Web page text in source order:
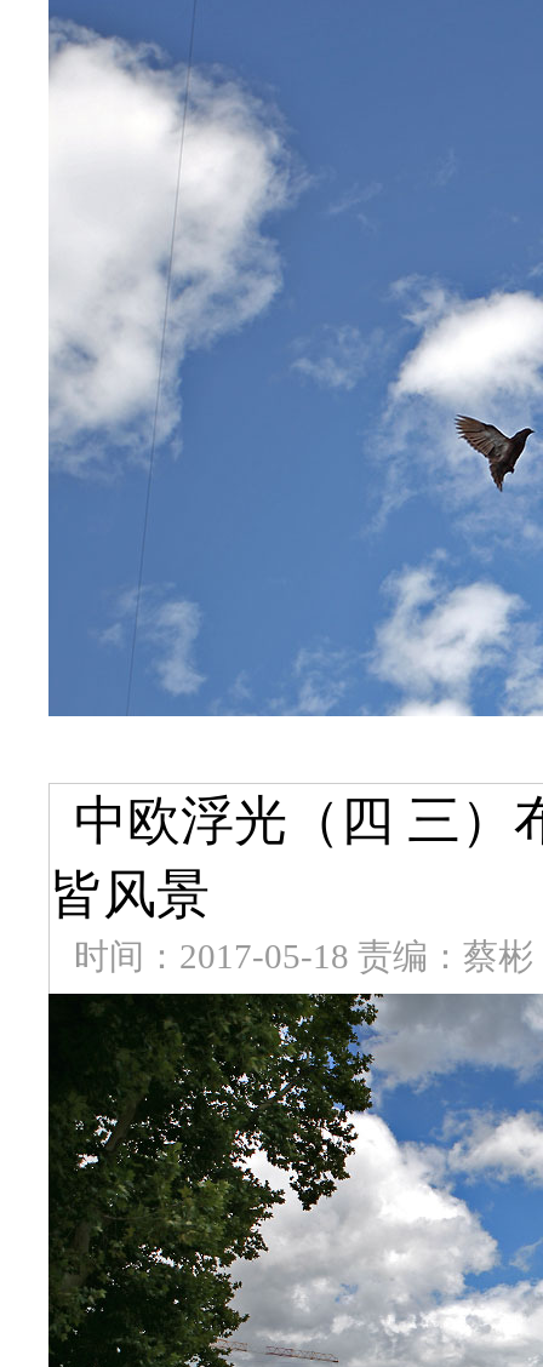
中欧浮光（四 三）
皆风景
时间：2017-05-18 责编：蔡彬